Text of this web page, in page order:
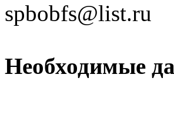
spbobfs@list.ru
Необходимые